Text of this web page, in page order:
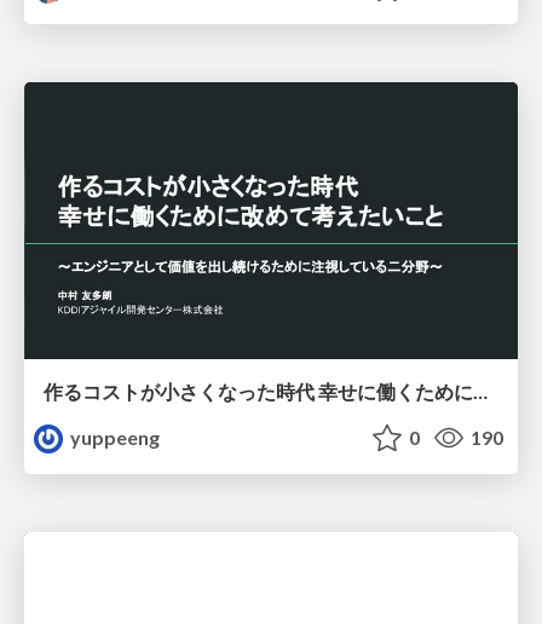
作るコストが小さくなった時代 幸せに働くために改めて考えたいこと 〜エンジニアとして価値を出し続けるために注視している二分野〜
yuppeeng
0 190